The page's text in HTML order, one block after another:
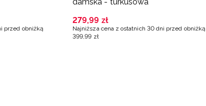
przed obniżką
damska - turkusowa
279,99 zł
Najniższa cena z ostatnich 30 dni przed obniżką
399,99 zł